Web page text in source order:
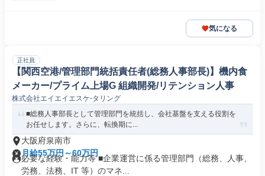
気になる
正社員
【関西空港/管理部門統括責任者(総務人事部長)】機内食
メーカー/プライム上場G 組織開発/リテンション人事
株式会社エイエイエスケ-タリング
■総務人事部長として管理部門を統括し、会社基盤を支える役割を
お任せします。さらに、転換期に...
大阪府泉南市
月給55万円～60万円
必要な経験・能力等 ■企業運営に係る管理部門（総務、人事、
労務、法務、IT 等）のマネ...